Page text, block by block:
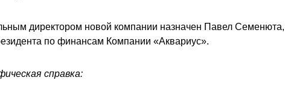
директором новой компании назначен Павел
по финансам Компании «Аквариус».
справка: